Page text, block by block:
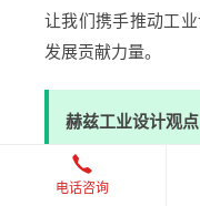
让我们携手推动工
发展贡献力量。
赫兹工业设计观点
材料替换，而是
要什么"与"地球能
电话咨询